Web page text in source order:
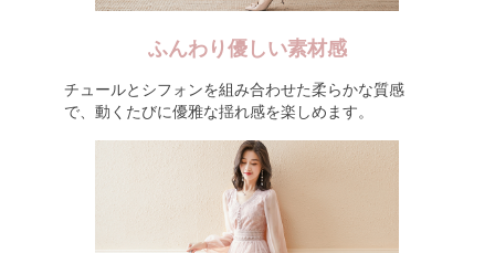
ふんわり優しい素材感
チュールとシフォンを組み合わせた柔らかな質感
で、動くたびに優雅な揺れ感を楽しめます。